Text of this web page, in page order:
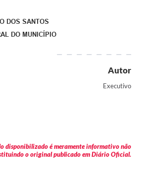
DOS SANTOS
DO MUNICÍPIO
Autor
Executivo
disponibilizado é meramente informativo não
o original publicado em Diário Oficial.